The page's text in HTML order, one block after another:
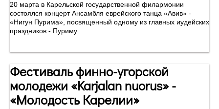
20 марта в Карельской государственной филармонии
состоялся концерт Ансамбля еврейского танца «Авив» -
«Нигун Пурима», посвященный одному из главных иудейских
праздников - Пуриму.
Фестиваль финно-угорской
молодежи «Karjalan nuorus» -
«Молодость Карелии»